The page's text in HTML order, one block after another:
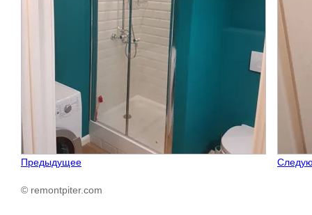
Предыдущее
© remontpiter.com